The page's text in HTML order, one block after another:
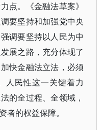
点。《金融法草案》
要坚持和加强党中央
调要坚持以人民为中
展之路，充分体现了
快金融法立法，必须
人民性这一关键着力
的全过程、全领域，
者的权益保障。